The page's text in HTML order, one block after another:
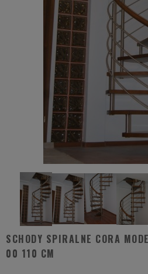
SCHODY SPIRALNE CORA
00 110 CM